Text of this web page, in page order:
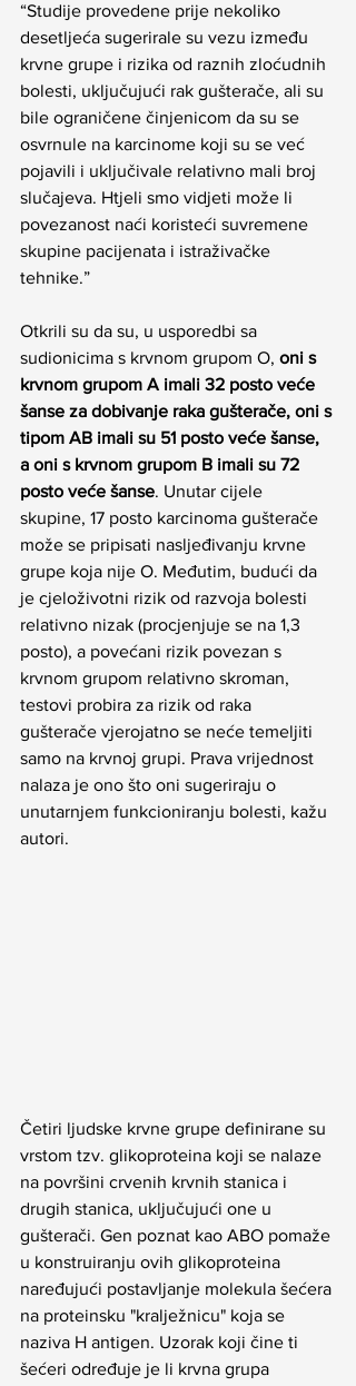
“Studije provedene prije nekoliko
desetljeća sugerirale su vezu između
krvne grupe i rizika od raznih zloćudnih
bolesti, uključujući rak gušterače, ali su
bile ograničene činjenicom da su se
osvrnule na karcinome koji su se već
pojavili i uključivale relativno mali broj
slučajeva. Htjeli smo vidjeti može li
povezanost naći koristeći suvremene
skupine pacijenata i istraživačke
tehnike.”
Otkrili su da su, u usporedbi sa
sudionicima s krvnom grupom O, oni s
krvnom grupom A imali 32 posto veće
šanse za dobivanje raka gušterače, oni s
tipom AB imali su 51 posto veće šanse,
a oni s krvnom grupom B imali su 72
posto veće šanse. Unutar cijele
skupine, 17 posto karcinoma gušterače
može se pripisati nasljeđivanju krvne
grupe koja nije O. Međutim, budući da
je cjeloživotni rizik od razvoja bolesti
relativno nizak (procjenjuje se na 1,3
posto), a povećani rizik povezan s
krvnom grupom relativno skroman,
testovi probira za rizik od raka
gušterače vjerojatno se neće temeljiti
samo na krvnoj grupi. Prava vrijednost
nalaza je ono što oni sugeriraju o
unutarnjem funkcioniranju bolesti, kažu
autori.
Četiri ljudske krvne grupe definirane su
vrstom tzv. glikoproteina koji se nalaze
na površini crvenih krvnih stanica i
drugih stanica, uključujući one u
gušterači. Gen poznat kao ABO pomaže
u konstruiranju ovih glikoproteina
naređujući postavljanje molekula šećera
na proteinsku "kralježnicu" koja se
naziva H antigen. Uzorak koji čine ti
šećeri određuje je li krvna grupa